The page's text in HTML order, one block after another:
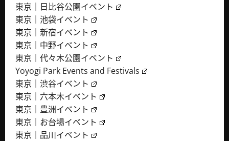
東京｜日比谷公園イベント
東京｜池袋イベント
東京｜新宿イベント
東京｜中野イベント
東京｜代々木公園イベント
Yoyogi Park Events and Festivals
東京｜渋谷イベント
東京｜六本木イベント
東京｜豊洲イベント
東京｜お台場イベント
東京｜品川イベント